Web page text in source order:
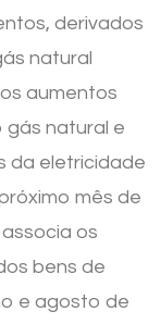
derivados
natural
aumentos
gás natural e
da eletricidade
mês de
os
bens de
e agosto de